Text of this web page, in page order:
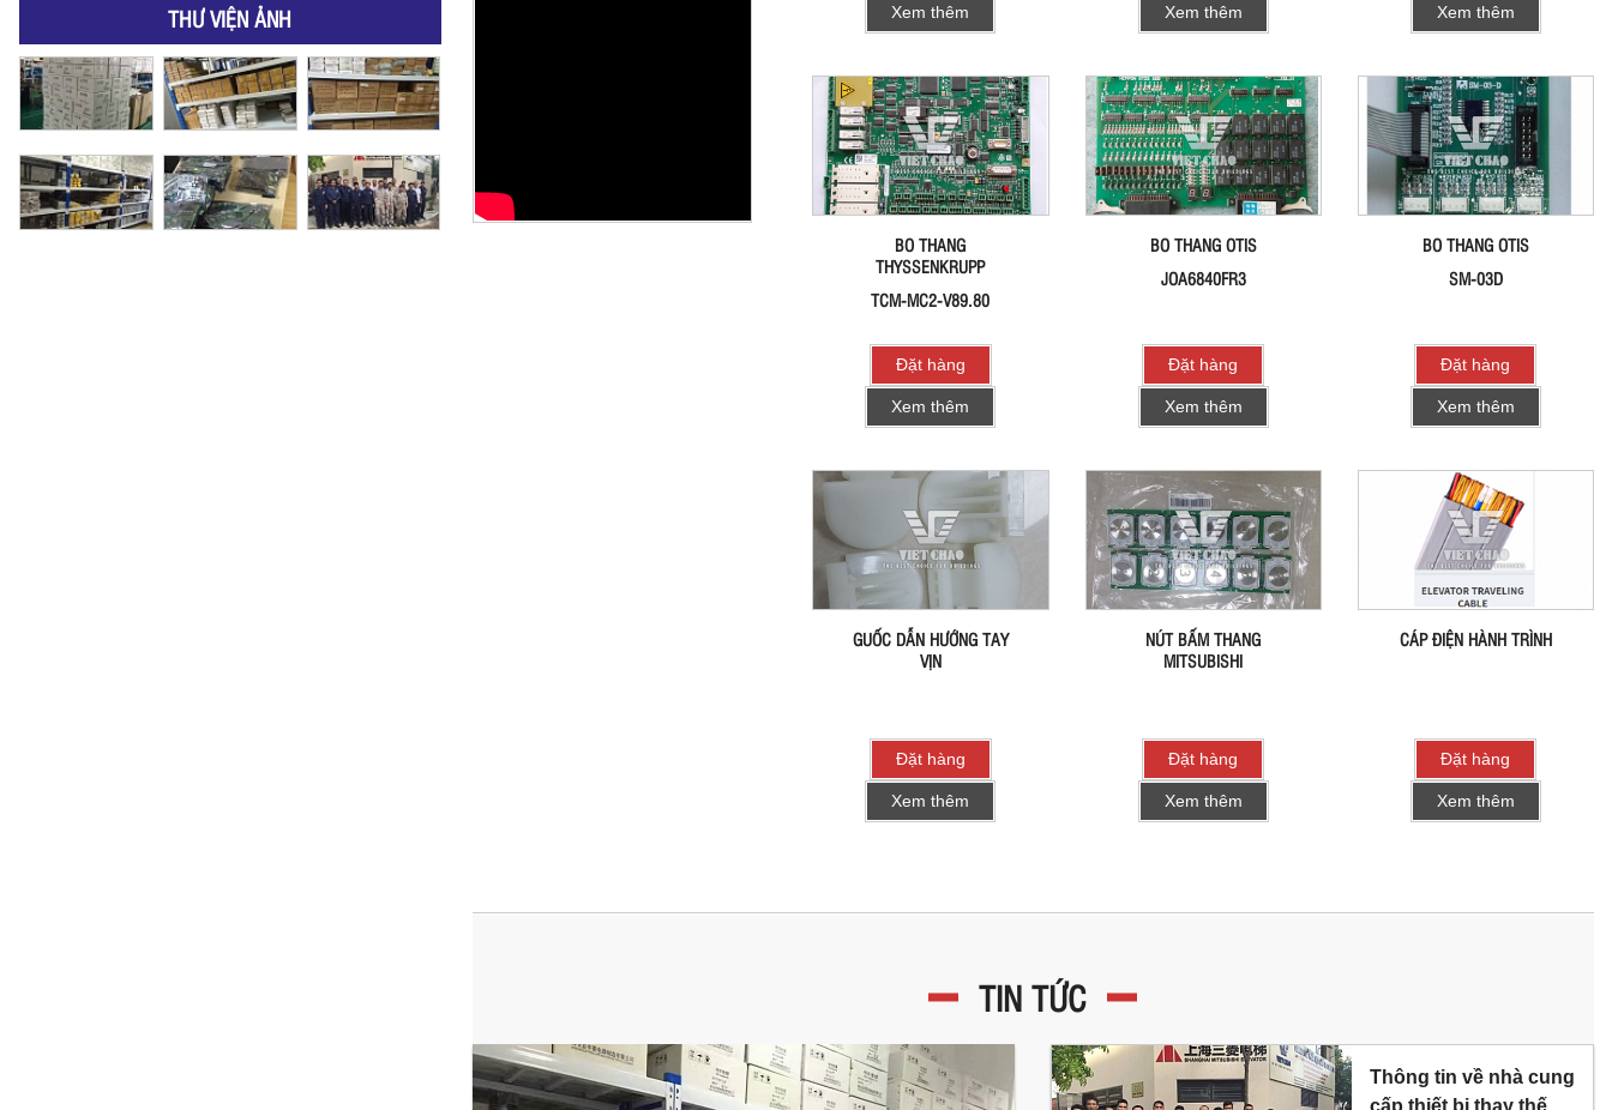
THƯ VIỆN ẢNH Xem thêm Xem thêm Xem thêm
BO THANG
THYSSENKRUPP
TCM-MC2-V89.80
Đặt hàng
Xem thêm
BO THANG OTIS
JOA6840FR3
Đặt hàng
Xem thêm
BO THANG OTIS
SM-03D
Đặt hàng
Xem thêm
GUỐC DẪN HƯỚNG TAY
VỊN
Đặt hàng
Xem thêm
NÚT BẤM THANG
MITSUBISHI
Đặt hàng
Xem thêm
CÁP ĐIỆN HÀNH TRÌNH
Đặt hàng
Xem thêm
TIN TỨC
Thông tin về nhà cung
cấp thiết bị thay thế